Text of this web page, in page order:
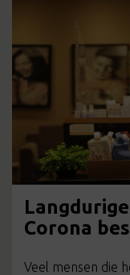
Corona
Veel mensen die